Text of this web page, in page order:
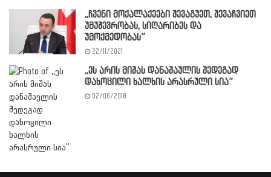
,,ჩვენი მოქალაქეები შევაგუეთ, შევაჩვიეთ
უმუშევრობას, სიღარიბეს და
უმოქმედობას”
22/11/2021
,,ეს არის მიშას დანაშაულის შედეგად
დახოცილი ხალხის არასრული სია”
02/06/2018